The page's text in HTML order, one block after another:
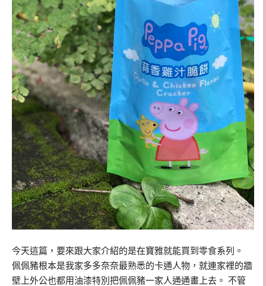
今天這篇，要來跟大家介紹的是在寶雅就能買到零食系列。
佩佩豬根本是我家多多奈奈最熟悉的卡通人物，就連家裡的牆
壁上外公也都用油漆特別把佩佩豬一家人通通畫上去。 不管